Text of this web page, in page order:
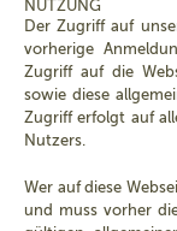
NUTZUNG
Der Zugriff auf
vorherige
Zugriff auf die
sowie diese
Zugriff erfolgt auf
Nutzers.
Wer auf diese
und muss vorher